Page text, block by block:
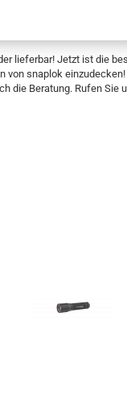
lieferbar! Jetzt ist die
von snaplok
die Beratung. Rufen Sie